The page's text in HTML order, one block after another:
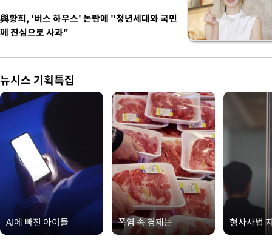
與황희, '버스 하우스' 논란에 "청년세대와 국민
께 진심으로 사과"
뉴시스 기획특집
AI에 빠진 아이들 폭염 속 경제는 형사사법